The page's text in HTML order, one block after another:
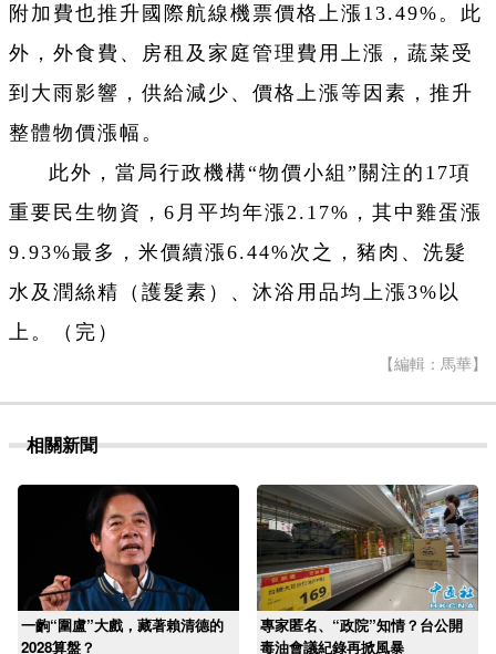
附加費也推升國際航線機票價格上漲13.49%。此
外，外食費、房租及家庭管理費用上漲，蔬菜受
到大雨影響，供給減少、價格上漲等因素，推升
整體物價漲幅。
此外，當局行政機構“物價小組”關注的17項
重要民生物資，6月平均年漲2.17%，其中雞蛋漲
9.93%最多，米價續漲6.44%次之，豬肉、洗髮
水及潤絲精（護髮素）、沐浴用品均上漲3%以
上。（完）
【編輯：馬華】
相關新聞
一齣“圍盧”大戲，藏著賴清德的
2028算盤？
專家匿名、“政院”知情？台公開
毒油會議紀錄再掀風暴